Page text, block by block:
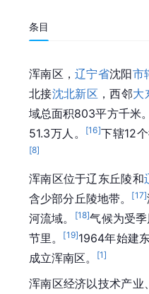
条目
浑南区，辽宁省沈阳市
北接沈北新区 ，西邻大
域总面积803平方千米
51.3万人。
[16]下辖12
[8]
浑南区位于辽东丘陵和
含少部分丘陵地带。
[17]
河流域。
[18]气候为受
节里。
[19]1964年始建
成立浑南区。
[1]
浑南区经济以技术产业